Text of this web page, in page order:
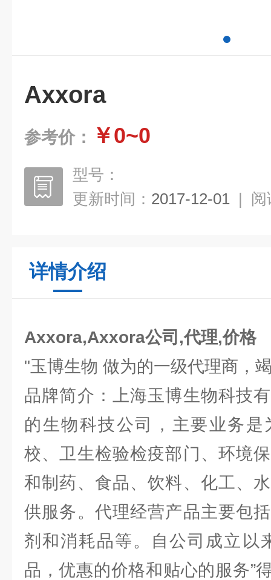
Axxora
参考价： ￥0~0
型号：
更新时间： 2017-12-01 | 阅
详情介绍
Axxora,Axxora公司,代理,价格
"玉博生物 做为的一级代理商，
品牌简介：上海玉博生物科技
的生物科技公司，主要业务
校、卫生检验检疫部门、环境
和制药、食品、饮料、化工、
供服务。代理经营产品主要包
剂和消耗品等。自公司成立以
品，优惠的价格和贴心的服务”